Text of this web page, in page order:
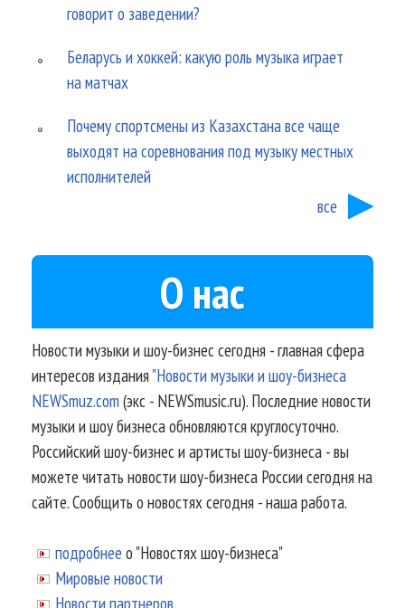
говорит о заведении?
Беларусь и хоккей: какую роль музыка играет
на матчах
Почему спортсмены из Казахстана все чаще
выходят на соревнования под музыку местных
исполнителей
все
О нас
Новости музыки и шоу-бизнес сегодня - главная сфера
интересов издания"Новости музыки и шоу-бизнеса
NEWSmuz.com(экс - NEWSmusic.ru). Последние новости
музыки и шоу бизнеса обновляются круглосуточно.
Российский шоу-бизнес и артисты шоу-бизнеса - вы
можете читать новости шоу-бизнеса России сегодня на
сайте. Сообщить о новостях сегодня - наша работа.
подробнее о "Новостях шоу-бизнеса"
Мировые новости
Новости партнеров